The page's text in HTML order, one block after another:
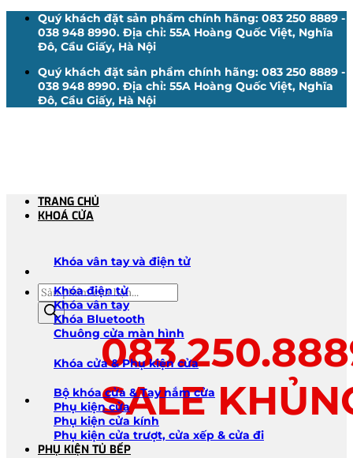
Quý khách đặt sản phẩm chính hãng: 083 250 8889 -
038 948 8990. Địa chỉ: 55A Hoàng Quốc Việt, Nghĩa
Đô, Cầu Giấy, Hà Nội
Quý khách đặt sản phẩm chính hãng: 083 250 8889 -
038 948 8990. Địa chỉ: 55A Hoàng Quốc Việt, Nghĩa
Đô, Cầu Giấy, Hà Nội
Tìm
kiếm
sản
phẩm
SALE
TRANG CHỦ
KHOÁ CỬA
Khóa vân tay và điện tử
Khóa điện tử
Khóa vân tay
Khóa Bluetooth
Chuông cửa màn hình
Khóa cửa & Phụ kiện cửa
Bộ khóa cửa & Tay nắm cửa
Phụ kiện cửa
Phụ kiện cửa kính
Phụ kiện cửa trượt, cửa xếp & cửa đi
PHỤ KIỆN TỦ BẾP